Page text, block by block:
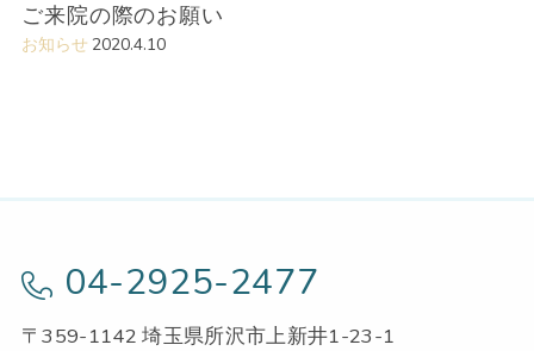
ご来院の際のお願い
お知らせ 2020.4.10
04-2925-2477
〒359-1142 埼玉県所沢市上新井1-23-1